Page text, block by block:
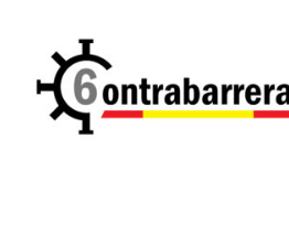
contenido